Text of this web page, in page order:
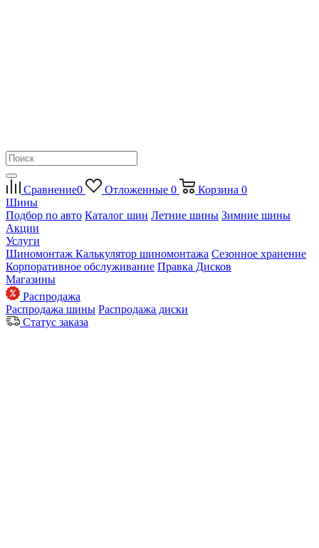
Сравнение0 Отложенные 0 Корзина 0
Шины
Подбор по авто Каталог шин Летние шины Зимние шины
Акции
Услуги
Шиномонтаж Калькулятор шиномонтажа Сезонное хранение
Корпоративное обслуживание Правка Дисков
Магазины
Распродажа
Распродажа шины Распродажа диски
Статус заказа